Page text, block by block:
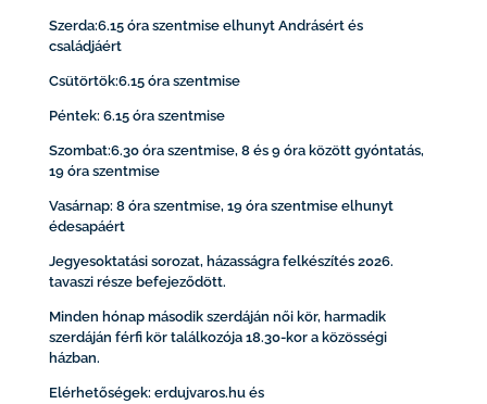
Szerda:6.15 óra szentmise elhunyt Andrásért és
családjáért
Csütörtök:6.15 óra szentmise
Péntek: 6.15 óra szentmise
Szombat:6.30 óra szentmise, 8 és 9 óra között gyóntatás,
19 óra szentmise
Vasárnap: 8 óra szentmise, 19 óra szentmise elhunyt
édesapáért
Jegyesoktatási sorozat, házasságra felkészítés 2026.
tavaszi része befejeződött.
Minden hónap második szerdáján női kör, harmadik
szerdáján férfi kör találkozója 18.30-kor a közösségi
házban.
Elérhetőségek: erdujvaros.hu és